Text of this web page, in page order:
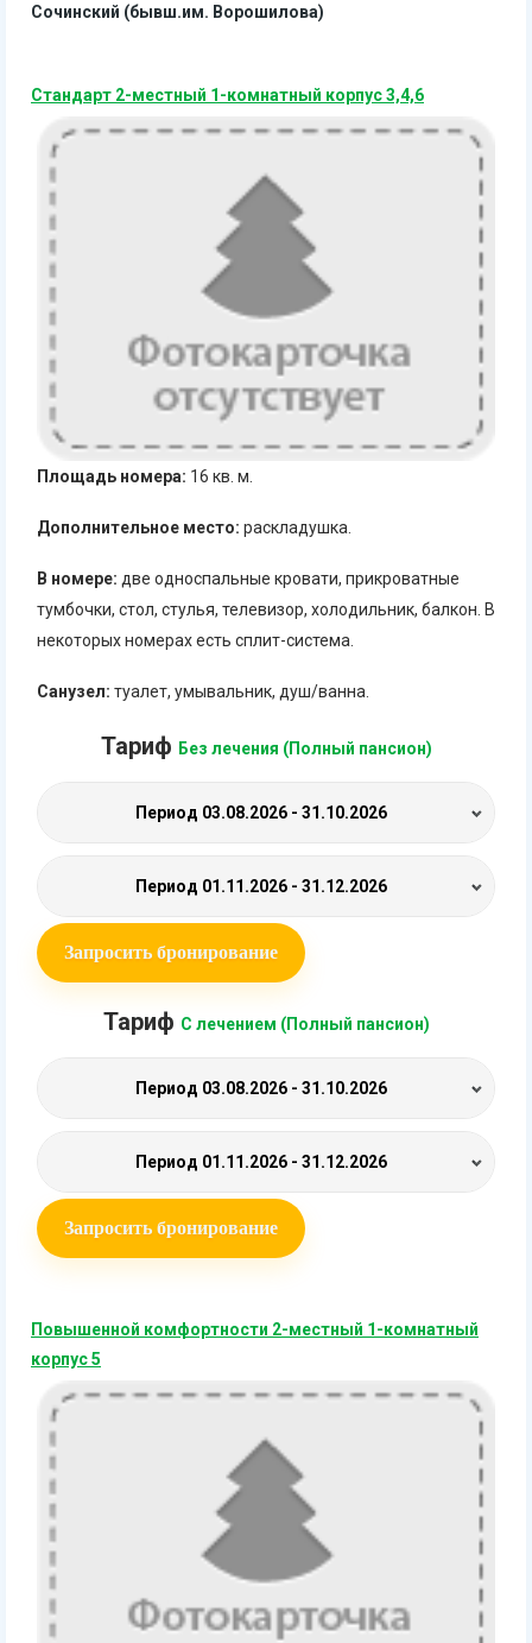
Сочинский (бывш.им. Ворошилова)
Стандарт 2-местный 1-комнатный корпус 3,4,6
Площадь номера: 16 кв. м.
Дополнительное место: раскладушка.
В номере: две односпальные кровати, прикроватные
тумбочки, стол, стулья, телевизор, холодильник, балкон. В
некоторых номерах есть сплит-система.
Санузел: туалет, умывальник, душ/ванна.
Тариф Без лечения (Полный пансион)
Период 03.08.2026 - 31.10.2026
Период 01.11.2026 - 31.12.2026
Запросить бронирование
Тариф С лечением (Полный пансион)
Период 03.08.2026 - 31.10.2026
Период 01.11.2026 - 31.12.2026
Запросить бронирование
Повышенной комфортности 2-местный 1-комнатный
корпус 5